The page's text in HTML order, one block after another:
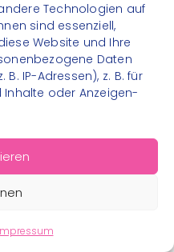
Technologien auf
sind essenziell,
Website und Ihre
Daten
IP-Adressen), z. B. für
oder Anzeigen-
gGmbH - Alle